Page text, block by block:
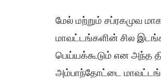
மேல் மற்றும் சப்ரகமுவ
மாவட்டங்களின் சில
பெய்யக்கூடும் என அந்த
அம்பாந்தோட்டை